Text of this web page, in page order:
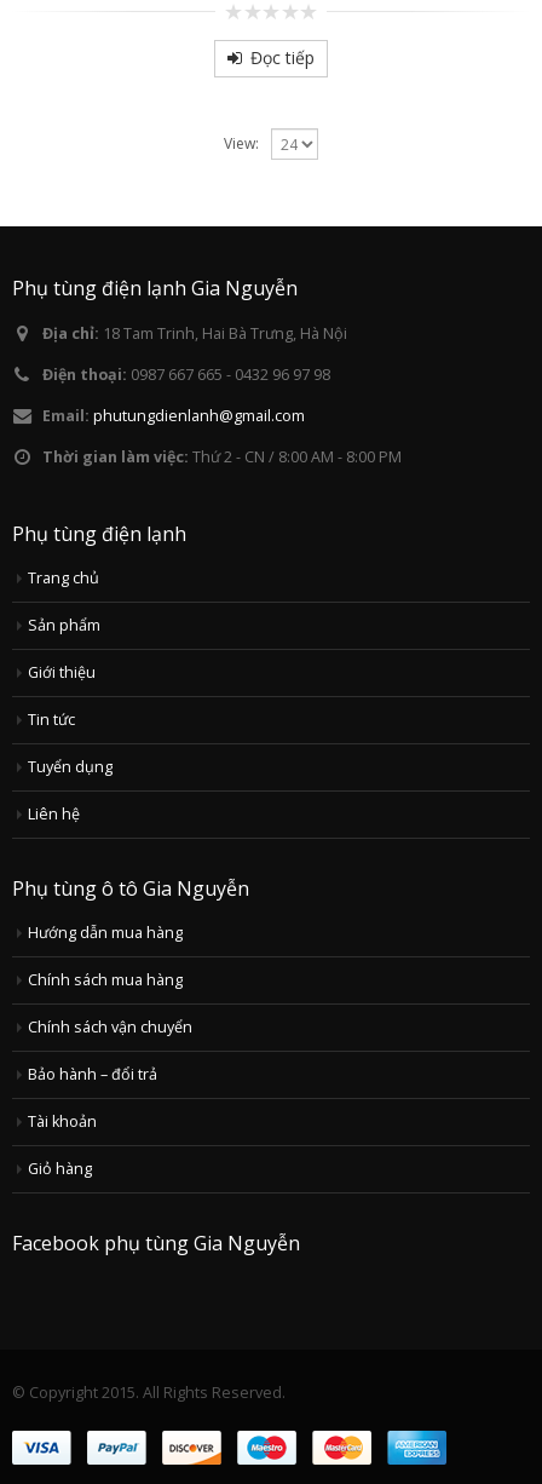
0
out Đọc tiếp
View:
Phụ tùng điện lạnh Gia Nguyễn
Địa chỉ: 18 Tam Trinh, Hai Bà Trưng, Hà Nội
Điện thoại: 0987 667 665 - 0432 96 97 98
Email: phutungdienlanh@gmail.com
Thời gian làm việc: Thứ 2 - CN / 8:00 AM - 8:00 PM
Phụ tùng điện lạnh
Trang chủ
Sản phẩm
Giới thiệu
Tin tức
Tuyển dụng
Liên hệ
Phụ tùng ô tô Gia Nguyễn
Hướng dẫn mua hàng
Chính sách mua hàng
Chính sách vận chuyển
Bảo hành – đổi trả
Tài khoản
Giỏ hàng
Facebook phụ tùng Gia Nguyễn
© Copyright 2015. All Rights Reserved.